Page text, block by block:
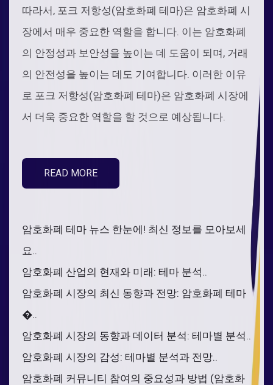
따라서, 포크 저항성(암호화폐 테마)은 암호화폐 시
장에서 매우 중요한 역할을 합니다. 이는 암호화폐
의 안정성과 보안성을 높이는 데 도움이 되며, 거래
의 안전성을 높이는 데도 기여합니다. 이러한 이유
로 포크 저항성(암호화폐 테마)은 암호화폐 시장에
서 더욱 중요한 역할을 할 것으로 예상됩니다.
READ MORE
암호화폐 테마 뉴스 한눈에! 최신 정보를 모아보세
요..
암호화폐 산업의 현재와 미래: 테마 분석..
암호화폐 시장의 최신 동향과 전망: 암호화폐 테마
�..
암호화폐 시장의 동향과 데이터 분석: 테마별 분석..
암호화폐 시장의 감성: 테마별 분석과 전망..
암호화폐 커뮤니티 참여의 중요성과 방법 (암호화